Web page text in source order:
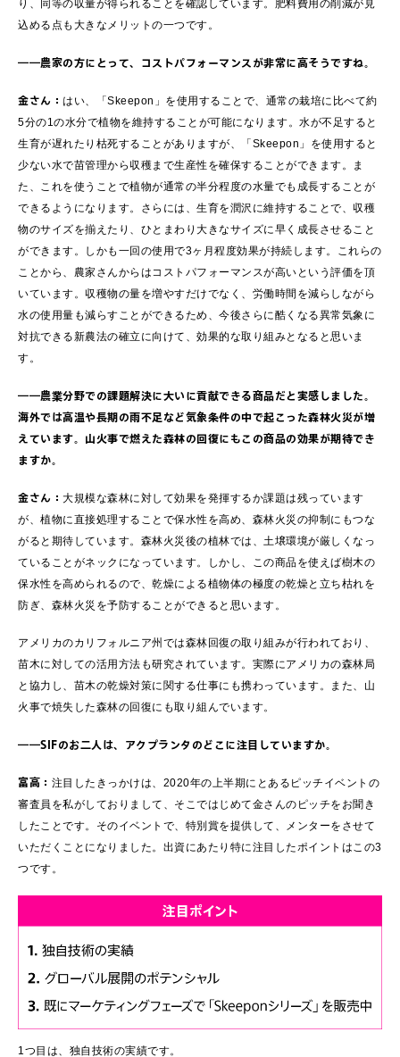
り、同等の収量が得られることを確認しています。肥料費用の削減が見
込める点も大きなメリットの一つです。
――農家の方にとって、コストパフォーマンスが非常に高そうですね。
金さん： はい、「Skeepon」を使用することで、通常の栽培に比べて約
5分の1の水分で植物を維持することが可能になります。水が不足すると
生育が遅れたり枯死することがありますが、「Skeepon」を使用すると
少ない水で苗管理から収穫まで生産性を確保することができます。ま
た、これを使うことで植物が通常の半分程度の水量でも成長することが
できるようになります。さらには、生育を潤沢に維持することで、収穫
物のサイズを揃えたり、ひとまわり大きなサイズに早く成長させること
ができます。しかも一回の使用で3ヶ月程度効果が持続します。これらの
ことから、農家さんからはコストパフォーマンスが高いという評価を頂
いています。収穫物の量を増やすだけでなく、労働時間を減らしながら
水の使用量も減らすことができるため、今後さらに酷くなる異常気象に
対抗できる新農法の確立に向けて、効果的な取り組みとなると思いま
す。
――農業分野での課題解決に大いに貢献できる商品だと実感しました。
海外では高温や長期の雨不足など気象条件の中で起こった森林火災が増
えています。山火事で燃えた森林の回復にもこの商品の効果が期待でき
ますか。
金さん： 大規模な森林に対して効果を発揮するか課題は残っています
が、植物に直接処理することで保水性を高め、森林火災の抑制にもつな
がると期待しています。森林火災後の植林では、土壌環境が厳しくなっ
ていることがネックになっています。しかし、この商品を使えば樹木の
保水性を高められるので、乾燥による植物体の極度の乾燥と立ち枯れを
防ぎ、森林火災を予防することができると思います。
アメリカのカリフォルニア州では森林回復の取り組みが行われており、
苗木に対しての活用方法も研究されています。実際にアメリカの森林局
と協力し、苗木の乾燥対策に関する仕事にも携わっています。また、山
火事で焼失した森林の回復にも取り組んでいます。
――SIFのお二人は、アクプランタのどこに注目していますか。
富高： 注目したきっかけは、2020年の上半期にとあるピッチイベントの
審査員を私がしておりまして、そこではじめて金さんのピッチをお聞き
したことです。そのイベントで、特別賞を提供して、メンターをさせて
いただくことになりました。出資にあたり特に注目したポイントはこの3
つです。
1つ目は、独自技術の実績です。